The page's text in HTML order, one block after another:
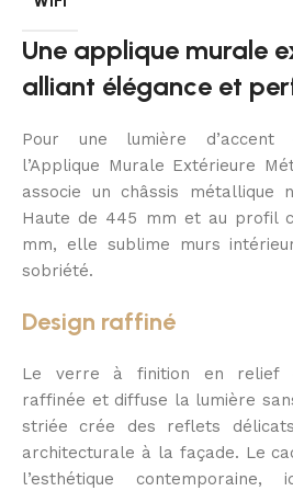
Une applique murale
alliant élégance et
Pour une lumière
l’Applique Murale Extérieure
associe un châssis
Haute de 445 mm et au profil
mm, elle sublime murs
sobriété.
Design raffiné
Le verre à finition en relief
raffinée et diffuse la lumière
striée crée des reflets
architecturale à la façade. Le
l’esthétique